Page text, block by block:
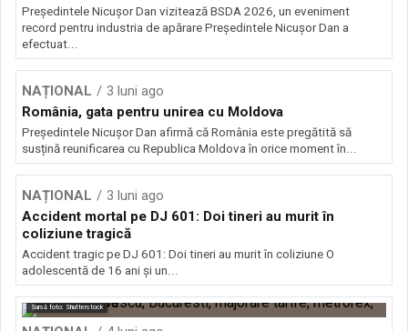
Președintele Nicușor Dan vizitează BSDA 2026, un eveniment
record pentru industria de apărare Președintele Nicușor Dan a
efectuat...
NAȚIONAL
3 luni ago
România, gata pentru unirea cu Moldova
Președintele Nicușor Dan afirmă că România este pregătită să
susțină reunificarea cu Republica Moldova în orice moment în...
NAȚIONAL
3 luni ago
Accident mortal pe DJ 601: Doi tineri au murit în
coliziune tragică
Accident tragic pe DJ 601: Doi tineri au murit în coliziune O
adolescentă de 16 ani și un...
Sursă foto: Shutterstock